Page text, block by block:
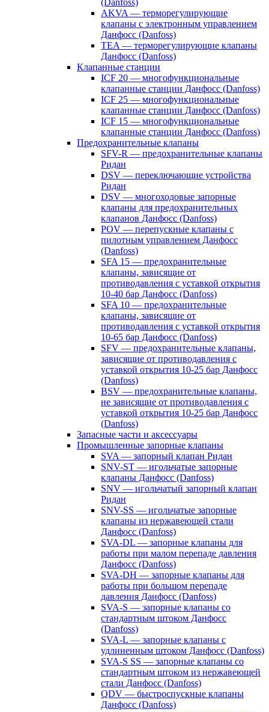
(Danfoss)
AKVA — терморегулирующие
клапаны с электронным управлением
Данфосс (Danfoss)
TEA — терморегулирующие клапаны
Данфосс (Danfoss)
Клапанные станции
ICF 20 — многофункциональные
клапанные станции Данфосс (Danfoss)
ICF 25 — многофункциональные
клапанные станции Данфосс (Danfoss)
ICF 15 — многофункциональные
клапанные станции Данфосс (Danfoss)
Предохранительные клапаны
SFV-R — предохранительные клапаны
Ридан
DSV — переключающие устройства
Ридан
DSV — многоходовые запорные
клапаны для предохранительных
клапанов Данфосс (Danfoss)
POV — перепускные клапаны с
пилотным управлением Данфосс
(Danfoss)
SFA 15 — предохранительные
клапаны, зависящие от
противодавления с уставкой открытия
10-40 бар Данфосс (Danfoss)
SFA 10 — предохранительные
клапаны, зависящие от
противодавления с уставкой открытия
10-65 бар Данфосс (Danfoss)
SFV — предохранительные клапаны,
зависящие от противодавления с
уставкой открытия 10-25 бар Данфосс
(Danfoss)
BSV — предохранительные клапаны,
не зависящие от противодавления с
уставкой открытия 10-25 бар Данфосс
(Danfoss)
Запасные части и аксессуары
Промышленные запорные клапаны
SVA — запорный клапан Ридан
SNV-ST — игольчатые запорные
клапаны Данфосс (Danfoss)
SNV — игольчатый запорный клапан
Ридан
SNV-SS — игольчатые запорные
клапаны из нержавеющей стали
Данфосс (Danfoss)
SVA-DL — запорные клапаны для
работы при малом перепаде давления
Данфосс (Danfoss)
SVA-DH — запорные клапаны для
работы при большом перепаде
давления Данфосс (Danfoss)
SVA-S — запорные клапаны со
стандартным штоком Данфосс
(Danfoss)
SVA-L — запорные клапаны с
удлиненным штоком Данфосс (Danfoss)
SVA-S SS — запорные клапаны со
стандартным штоком из нержавеющей
стали Данфосс (Danfoss)
QDV — быстроспускные клапаны
Данфосс (Danfoss)